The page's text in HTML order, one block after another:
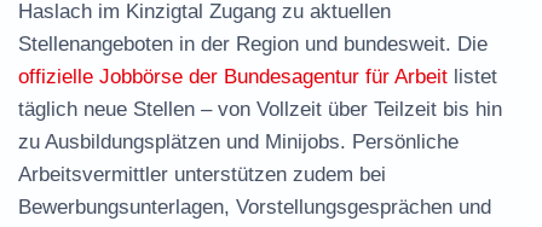
Haslach im Kinzigtal Zugang zu aktuellen
Stellenangeboten in der Region und bundesweit. Die
offizielle Jobbörse der Bundesagentur für Arbeit listet
täglich neue Stellen – von Vollzeit über Teilzeit bis hin
zu Ausbildungsplätzen und Minijobs. Persönliche
Arbeitsvermittler unterstützen zudem bei
Bewerbungsunterlagen, Vorstellungsgesprächen und